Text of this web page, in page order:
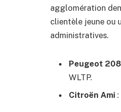
agglomération
clientèle jeune ou
administratives.
Peugeot
WLTP.
Citroën Ami